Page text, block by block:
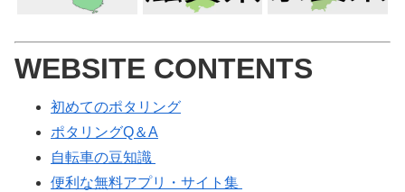
WEBSITE CONTENTS
初めてのポタリング
ポタリングQ＆A
自転車の豆知識
便利な無料アプリ・サイト集